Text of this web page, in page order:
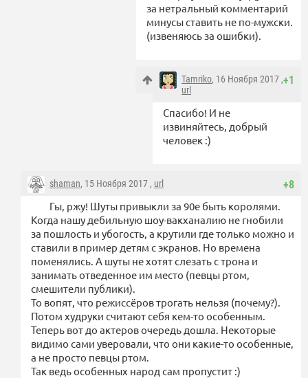
за нетральный комментарий
минусы ставить не по-мужски.
(извеняюсь за ошибки).
+1
Tamriko, 16 Ноября 2017 ,
url
Спасибо! И не
извиняйтесь, добрый
человек :)
+8
shaman, 15 Ноября 2017 , url
Гы, ржу! Шуты привыкли за 90е быть королями.
Когда нашу дебильную шоу-вакханалию не гнобили
за пошлость и убогость, а крутили где только можно и
ставили в пример детям с экранов. Но времена
поменялись. А шуты не хотят слезать с трона и
занимать отведенное им место (певцы ртом,
смешители публики).
То вопят, что режиссёров трогать нельзя (почему?).
Потом худруки считают себя кем-то особенным.
Теперь вот до актеров очередь дошла. Некоторые
видимо сами уверовали, что они какие-то особенные,
а не просто певцы ртом.
Так ведь особенных народ сам пропустит :)